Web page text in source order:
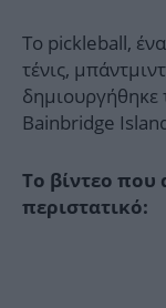
Το pickleball,
τένις,
δημιουργήθηκε
Bainbridge
Το βίντεο που
περιστατικό: